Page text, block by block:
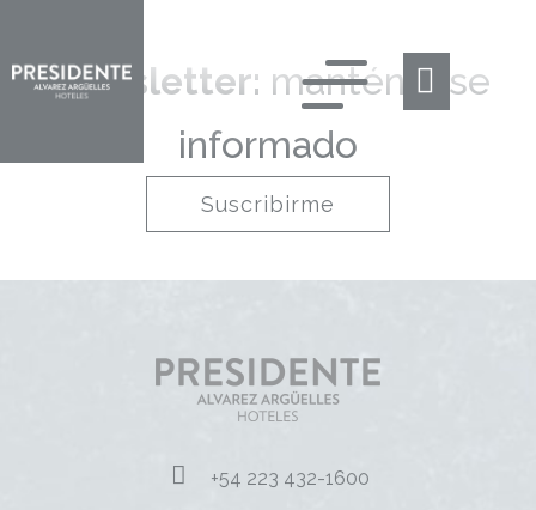
Newsletter: manténgase
informado
Suscribirme
+54 223 432-1600